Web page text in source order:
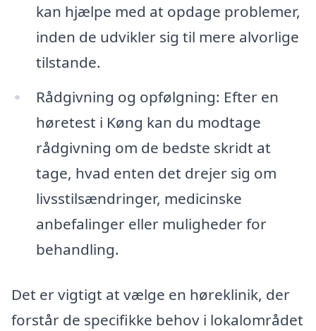
kan hjælpe med at opdage problemer,
inden de udvikler sig til mere alvorlige
tilstande.
Rådgivning og opfølgning: Efter en
høretest i Køng kan du modtage
rådgivning om de bedste skridt at
tage, hvad enten det drejer sig om
livsstilsændringer, medicinske
anbefalinger eller muligheder for
behandling.
Det er vigtigt at vælge en høreklinik, der
forstår de specifikke behov i lokalområdet